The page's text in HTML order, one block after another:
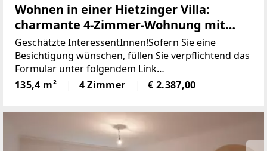
Wohnen in einer Hietzinger Villa:
charmante 4-Zimmer-Wohnung mit
separater Küche in bester Hietzinger
Lage
Geschätzte InteressentInnen!Sofern Sie eine
Besichtigung wünschen, füllen Sie verpflichtend das
Formular unter folgendem Link
aus:www.sulek.immobilien/besichtigung
[http://www.sulek.immobilien/besichtigung] (bitte
135,4 m² 4 Zimmer € 2.387,00